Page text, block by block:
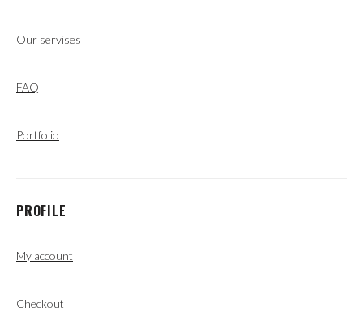
Our servises
FAQ
Portfolio
PROFILE
My account
Checkout